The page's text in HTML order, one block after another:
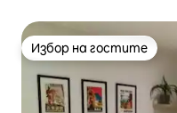
Избор на гостите
Избор на гостите